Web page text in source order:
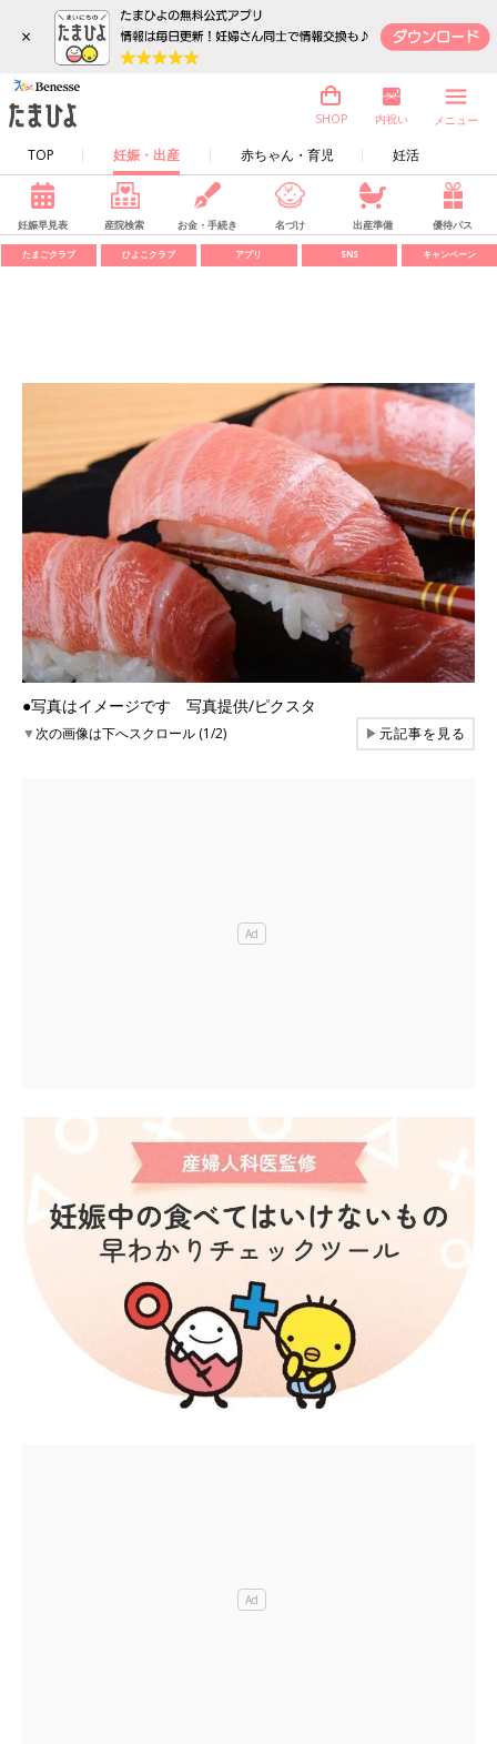
×
TOP 妊娠・出産 赤ちゃん・育児 妊活
SHOP 内祝い メニュー
妊娠早見表 産院検索 お金・手続き 名づけ 出産準備 優待パス
たまごクラブ ひよこクラブ アプリ SNS キャンペーン
●写真はイメージです 写真提供/ピクスタ
▼次の画像は下へスクロール (1/2) ▶元記事を見る